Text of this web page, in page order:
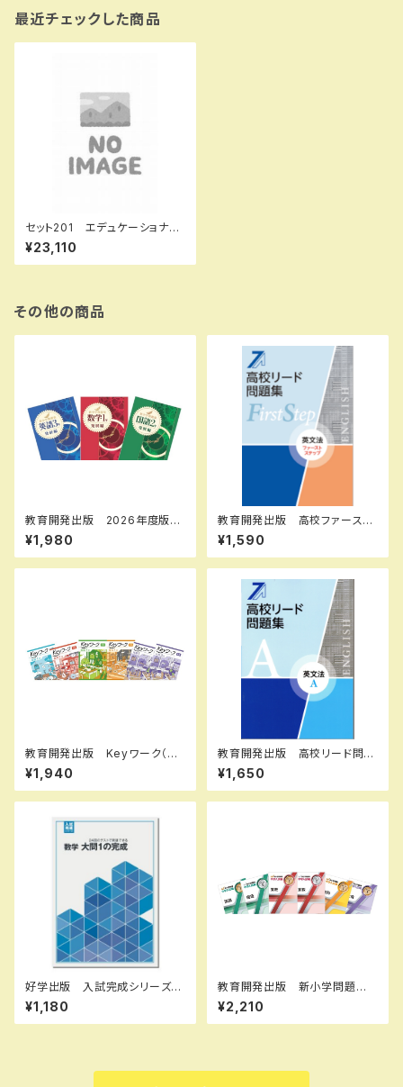
最近チェックした商品
セット201 エデュケーショナル
ネットワーク
¥23,110
その他の商品
教育開発出版 2026年度版
新中学問題集 英語 中1～3
発展編 各学年（選択くださ
い） 新品完全セット
¥1,980
教育開発出版 高校ファースト
ステップ問題集 英文法 202
6年度版 新品完全セット
¥1,590
教育開発出版 Keyワーク（キ
ーワーク） 英語 中1～３（ご
選択ください） 2026年度版
新品完全セット
¥1,940
教育開発出版 高校リード問題
集 英文法 A ，英文法 B 202
6年度版 各科目（選択くださ
い） 新品完全セット ISBN
¥1,650
好学出版 入試完成シリーズ
数学 大問１の完成 2026年
度版 新品完全セット ISBN：
B0D3B7WB59 ISBN-10：B
¥1,180
教育開発出版 新小学問題
集 中学入試編 算数 Ⅰ，
Ⅱ，Ⅲ 2026年度版 各学年
（選択ください） 問題集本体と
¥2,210